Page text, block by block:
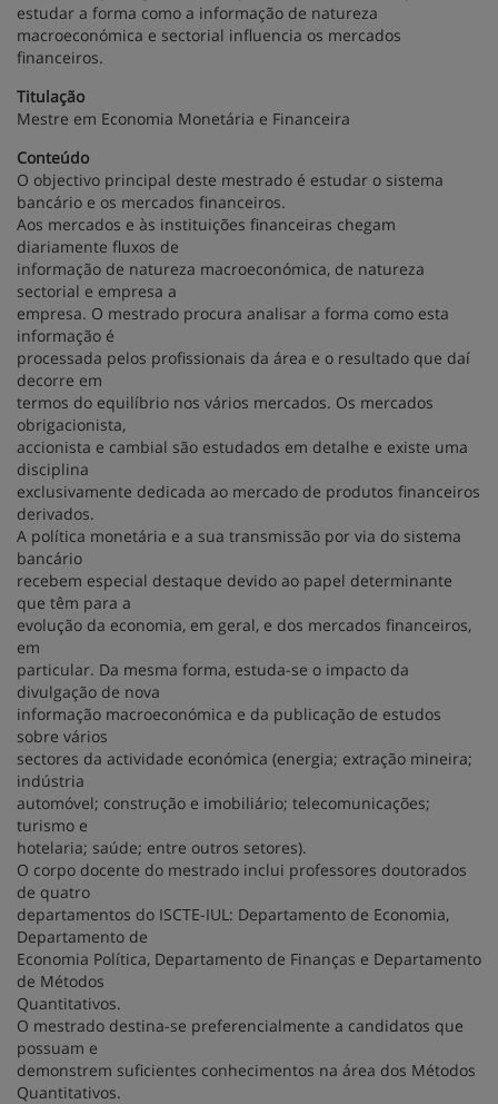
estudar a forma como a informação de natureza
macroeconómica e sectorial influencia os mercados
financeiros.
Titulação
Mestre em Economia Monetária e Financeira
Conteúdo
O objectivo principal deste mestrado é estudar o sistema
bancário e os mercados financeiros.
Aos mercados e às instituições financeiras chegam
diariamente fluxos de
informação de natureza macroeconómica, de natureza
sectorial e empresa a
empresa. O mestrado procura analisar a forma como esta
informação é
processada pelos profissionais da área e o resultado que daí
decorre em
termos do equilíbrio nos vários mercados. Os mercados
obrigacionista,
accionista e cambial são estudados em detalhe e existe uma
disciplina
exclusivamente dedicada ao mercado de produtos financeiros
derivados.
A política monetária e a sua transmissão por via do sistema
bancário
recebem especial destaque devido ao papel determinante
que têm para a
evolução da economia, em geral, e dos mercados financeiros,
em
particular. Da mesma forma, estuda-se o impacto da
divulgação de nova
informação macroeconómica e da publicação de estudos
sobre vários
sectores da actividade económica (energia; extração mineira;
indústria
automóvel; construção e imobiliário; telecomunicações;
turismo e
hotelaria; saúde; entre outros setores).
O corpo docente do mestrado inclui professores doutorados
de quatro
departamentos do ISCTE-IUL: Departamento de Economia,
Departamento de
Economia Política, Departamento de Finanças e Departamento
de Métodos
Quantitativos.
O mestrado destina-se preferencialmente a candidatos que
possuam e
demonstrem suficientes conhecimentos na área dos Métodos
Quantitativos.